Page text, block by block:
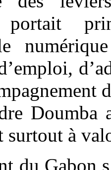
portait
Doumba
surtout à
du Gabon